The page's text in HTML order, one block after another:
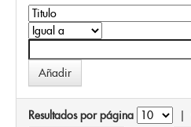
Resultados por página |